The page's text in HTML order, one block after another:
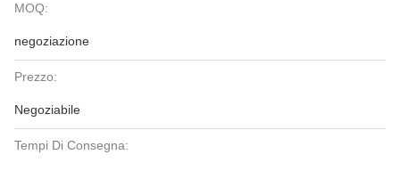
MOQ:
negoziazione
Prezzo:
Negoziabile
Tempi Di Consegna: